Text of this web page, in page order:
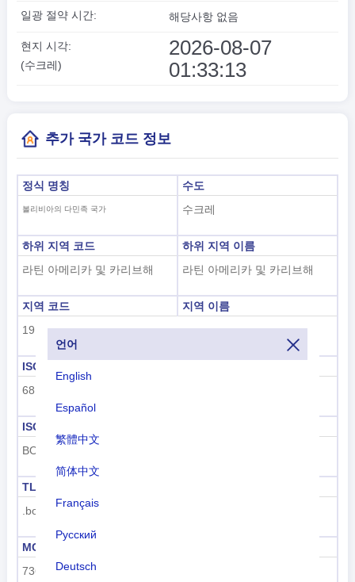
언어
English
Español
繁體中文
简体中文
Français
Русский
Deutsch
일광 절약 시간: 해당사항 없음
현지 시각:
(수크레)
2026-08-07
01:33:14
추가 국가 코드 정보
정식 명칭
볼리비아의 다민족 국가
수도
수크레
하위 지역 코드
라틴 아메리카 및 카리브해
하위 지역 이름
라틴 아메리카 및 카리브해
지역 코드
19
지역 이름
아메리카
ISO 3166-1 숫자
68
ISO 3166-1-알파-3
BOL
TLD
.bo
MCC
736